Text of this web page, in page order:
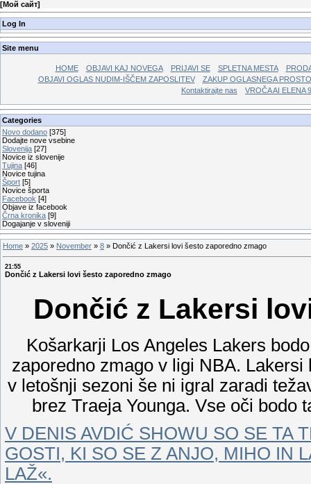
[Мой сайт]
Log In
Site menu
HOME OBJAVI KAJ NOVEGA PRIJAVI SE SPLETNA MESTA
OBJAVI OGLAS NUDIM-IŠČEM ZAPOSLITEV
ZAKUP OGLASNEGA
Kontaktirajte nas
VROČA AI ELENA
Categories
Novo dodano [375]
Dodajte nove vsebine
Slovenija [27]
Novice iz slovenije
Tujina [46]
Novice tujina
Šport [5]
Novice športa
Facebook [4]
Objave iz facebook
Črna kronika [9]
Dogajanje v sloveniji
Home » 2025 » November » 8 » Dončić z Lakersi lovi šesto zaporedno zmago
21:55
Dončić z Lakersi lovi šesto zaporedno zmago
Dončić z Lakersi
Košarkarji Los Angeles Lakers
zaporedno zmago v ligi NBA.
v letošnji sezoni še ni igral zaradi
brez Traeja Younga. Vse oči bodo
V DENIS AVDIĆ SHOWU SO SE TA
GOSTI, KI SO SE Z ANJO, MIHO IN
LAŽ«.